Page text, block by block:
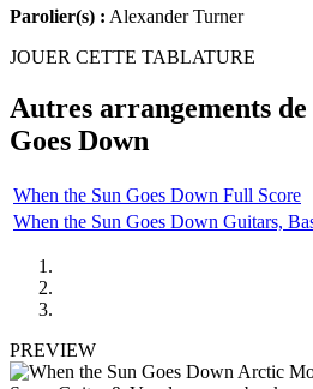
Parolier(s) : Alexander Turner
JOUER CETTE TABLATURE
Autres arrangements de
Goes Down
When the Sun Goes Down Full Score
When the Sun Goes Down Guitars,
PREVIEW